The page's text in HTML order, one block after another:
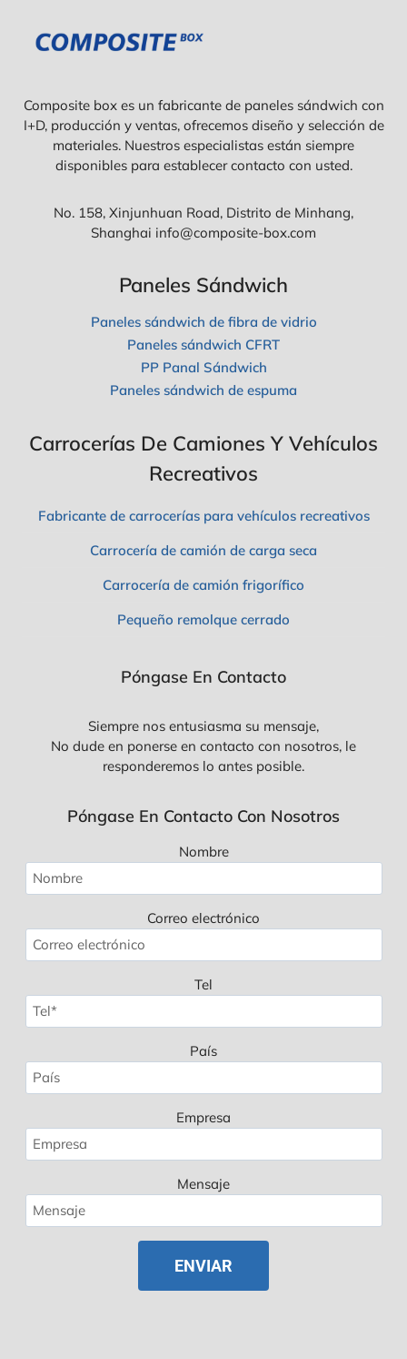
Composite box es un fabricante de paneles sándwich con
I+D, producción y ventas, ofrecemos diseño y selección de
materiales. Nuestros especialistas están siempre
disponibles para establecer contacto con usted.
No. 158, Xinjunhuan Road, Distrito de Minhang,
Shanghai info@composite-box.com
Paneles Sándwich
Paneles sándwich de fibra de vidrio
Paneles sándwich CFRT
PP Panal Sándwich
Paneles sándwich de espuma
Carrocerías De Camiones Y Vehículos
Recreativos
Fabricante de carrocerías para vehículos recreativos
Carrocería de camión de carga seca
Carrocería de camión frigorífico
Pequeño remolque cerrado
Póngase En Contacto
Siempre nos entusiasma su mensaje,
No dude en ponerse en contacto con nosotros, le
responderemos lo antes posible.
Póngase En Contacto Con Nosotros
Nombre
Correo electrónico
Tel
País
Empresa
Mensaje
Polish